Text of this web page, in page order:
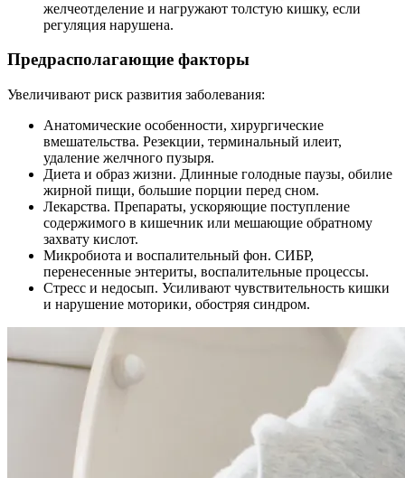
желчеотделение и нагружают толстую кишку, если
регуляция нарушена.
Предрасполагающие факторы
Увеличивают риск развития заболевания:
Анатомические особенности, хирургические
вмешательства. Резекции, терминальный илеит,
удаление желчного пузыря.
Диета и образ жизни. Длинные голодные паузы, обилие
жирной пищи, большие порции перед сном.
Лекарства. Препараты, ускоряющие поступление
содержимого в кишечник или мешающие обратному
захвату кислот.
Микробиота и воспалительный фон. СИБР,
перенесенные энтериты, воспалительные процессы.
Стресс и недосып. Усиливают чувствительность кишки
и нарушение моторики, обостряя синдром.